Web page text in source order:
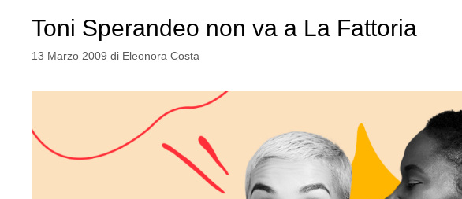
Toni Sperandeo non va a La Fattoria
13 Marzo 2009 di Eleonora Costa